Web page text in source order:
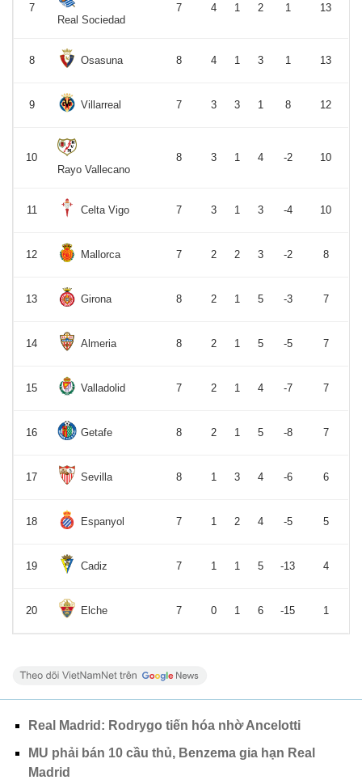
7
Real Sociedad
7 4 1 2 1 13
8 Osasuna 8 4 1 3 1 13
9 Villarreal 7 3 3 1 8 12
10
Rayo Vallecano
8 3 1 4 -2 10
11 Celta Vigo 7 3 1 3 -4 10
12 Mallorca 7 2 2 3 -2 8
13 Girona 8 2 1 5 -3 7
14 Almeria 8 2 1 5 -5 7
15 Valladolid 7 2 1 4 -7 7
16 Getafe 8 2 1 5 -8 7
17 Sevilla 8 1 3 4 -6 6
18 Espanyol 7 1 2 4 -5 5
19 Cadiz 7 1 1 5 -13 4
20 Elche 7 0 1 6 -15 1
Real Madrid: Rodrygo tiến hóa nhờ Ancelotti
MU phải bán 10 cầu thủ, Benzema gia hạn Real
Madrid